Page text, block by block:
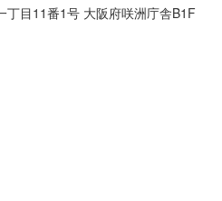
丁目11番1号 大阪府咲洲庁舎B1F